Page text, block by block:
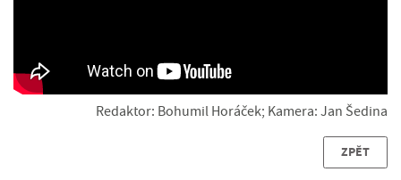
Redaktor: Bohumil Horáček; Kamera: Jan Šedina
ZPĚT